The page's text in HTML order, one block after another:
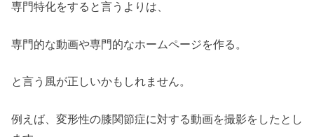
専門特化をすると言うよりは、
専門的な動画や専門的なホームページを作る。
と言う風が正しいかもしれません。
例えば、変形性の膝関節症に対する動画を撮影をしたとし